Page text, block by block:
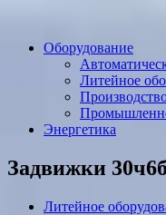
Оборудование
Литейное
Энергетика
Задвижки
Литейное